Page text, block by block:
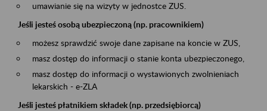
umawianie się na wizyty w jednostce ZUS.
Jeśli jesteś osobą ubezpieczoną (np. pracownikiem)
możesz sprawdzić swoje dane zapisane na koncie w ZUS,
masz dostęp do informacji o stanie konta ubezpieczonego,
masz dostęp do informacji o wystawionych zwolnieniach
lekarskich - e-ZLA
Jeśli jesteś płatnikiem składek (np. przedsiębiorcą)